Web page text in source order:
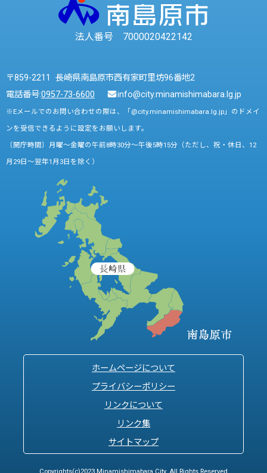
法人番号 7000020422142
〒859-2211 長崎県南島原市西有家町里坊96番地2
電話番号:0957-73-6600 info@city.minamishimabara.lg.jp
※Eメールでのお問い合わせの際は、「@city.minamishimabara.lg.jp」のドメイ
ンを受信できるように設定をお願いします。
〔開庁時間〕月曜～金曜の午前8時30分～午後5時15分（ただし、祝・休日、12
月29日～翌年1月3日を除く）
ホームページについて
プライバシーポリシー
リンクについて
リンク集
サイトマップ